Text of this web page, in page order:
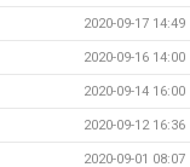
2020-09-17 14:49
2020-09-16 14:00
2020-09-14 16:00
2020-09-12 16:36
2020-09-01 08:07